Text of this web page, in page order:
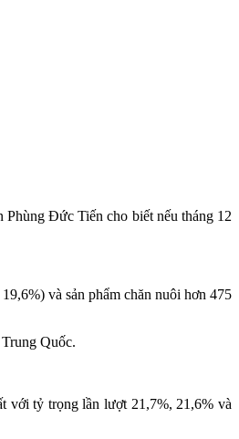
Đức Tiến cho biết nếu tháng 12
và sản phẩm chăn nuôi hơn 475
Quốc.
với tỷ trọng lần lượt 21,7%, 21,6% và